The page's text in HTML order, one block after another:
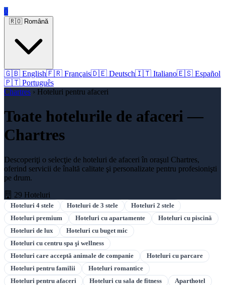
0
🇷🇴 Română
🇬🇧 English🇫🇷 Français🇩🇪 Deutsch🇮🇹 Italiano🇪🇸 Español
🇵🇹 Português
Chartres › Hoteluri pentru afaceri
Toate hotelurile de afaceri —
Chartres
Descoperiţi o selecţie de hoteluri de afaceri în oraşul Chartres,
oferind servicii de înaltă calitate şi personalizate pentru profesionişti
pe drum.
29 Hoteluri
Hoteluri 4 stele Hoteluri de 3 stele
Hoteluri 2 stele
Hoteluri premium
Hoteluri cu apartamente
Hoteluri cu piscină
Hoteluri de lux
Hoteluri cu buget mic
Hoteluri cu centru spa şi wellness
Hoteluri care acceptă animale de companie
Hoteluri cu parcare
Hoteluri pentru familii
Hoteluri romantice
Hoteluri pentru afaceri
Hoteluri cu sala de fitness
Aparthotel